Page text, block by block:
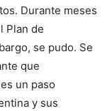
Durante meses
Plan de
se pudo. Se
que
un paso
y sus